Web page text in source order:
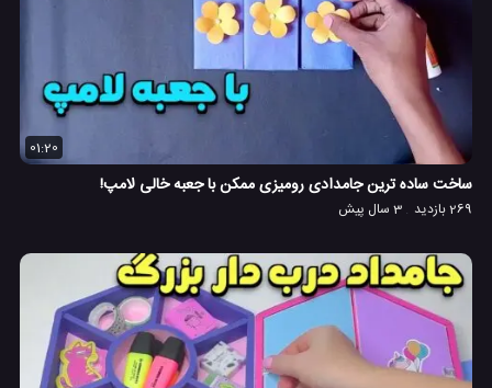
01:20
ساخت ساده ترین جامدادی رومیزی ممکن با جعبه خالی لامپ!
269 بازدید 3 سال پیش